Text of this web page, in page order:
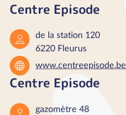
Centre Episode
de la station 120
6220 Fleurus
www.centreepisode.be
Centre Episode
gazomètre 48